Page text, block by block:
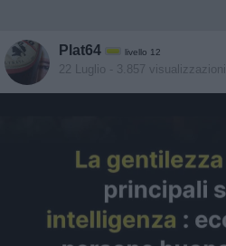
Plat64 livello 12
22 Luglio - 3.857 visualizzazioni